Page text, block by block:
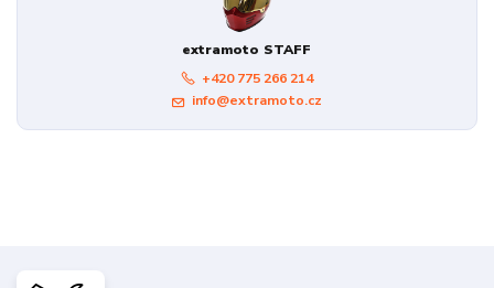
extramoto STAFF
+420 775 266 214
info@extramoto.cz